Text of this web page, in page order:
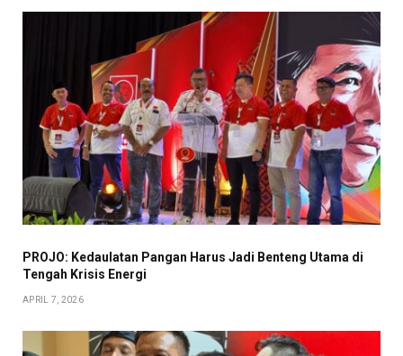
PROJO: Kedaulatan Pangan Harus Jadi Benteng Utama di
Tengah Krisis Energi
APRIL 7, 2026